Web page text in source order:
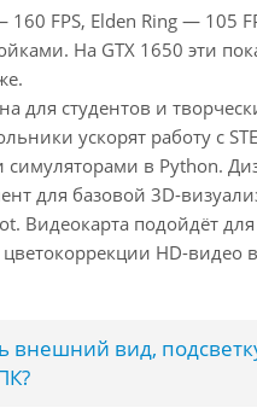
FPS, Elden Ring — 105
На GTX 1650 эти
для студентов и
ускорят работу с
в Python.
для базовой 3D-
Видеокарта подойдёт для
HD-видео
внешний вид,